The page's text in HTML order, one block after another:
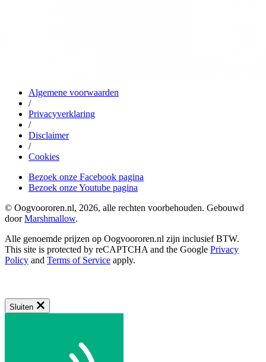
Algemene voorwaarden
/
Privacyverklaring
/
Disclaimer
/
Cookies
Bezoek onze Facebook pagina
Bezoek onze Youtube pagina
© Oogvoororen.nl, 2026, alle rechten voorbehouden. Gebouwd
doorMarshmallow.
Alle genoemde prijzen op Oogvoororen.nl zijn inclusief BTW.
This site is protected by reCAPTCHA and the Google Privacy
Policy and Terms of Service apply.
Sluiten